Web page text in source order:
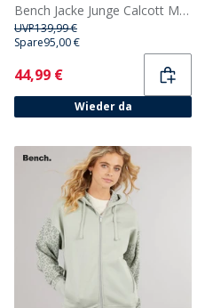
Bench Jacke Junge Calcott Marineblau
UVP139,99 €
Spare95,00 €
Current
44,99 €
Wieder da